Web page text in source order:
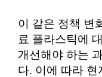
이 같은 정책 변
료 플라스틱에
개선해야 하는
다. 이에 따라 현